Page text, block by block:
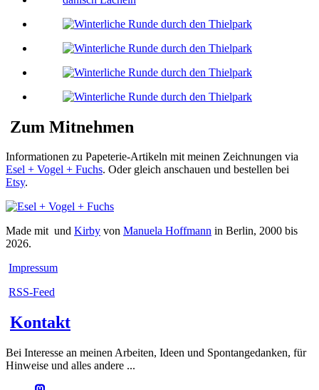
Zum Mitnehmen
Informationen zu Papeterie-Artikeln mit meinen Zeichnungen via
Esel + Vogel + Fuchs. Oder gleich anschauen und bestellen bei
Etsy.
Made mit und Kirby von Manuela Hoffmann in Berlin, 2000 bis
2026.
Impressum
RSS-Feed
Kontakt
Bei Interesse an meinen Arbeiten, Ideen und Spontangedanken, für
Hinweise und alles andere ...